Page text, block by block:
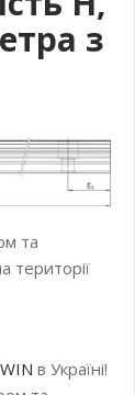
з
та
території
в Україні!